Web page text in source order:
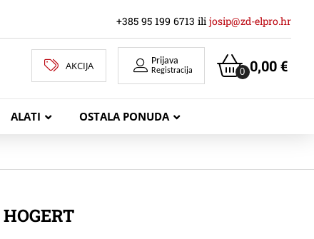
+385 95 199 6713 ili josip@zd-elpro.hr
AKCIJA Prijava
Registracija 0,00€
0
ALATI OSTALA PONUDA